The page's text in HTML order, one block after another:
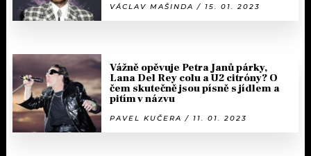
VÁCLAV MAŠINDA / 15. 01. 2023
Vážně opěvuje Petra Janů párky,
Lana Del Rey colu a U2 citróny? O
čem skutečně jsou písně s jídlem a
pitím v názvu
PAVEL KUČERA / 11. 01. 2023